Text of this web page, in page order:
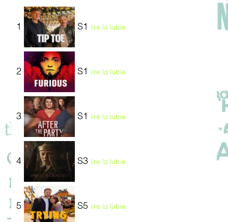
1 S1 lire la lubie
2 S1 lire la lubie
3 S1 lire la lubie
4 S3 lire la lubie
5 S5 lire la lubie